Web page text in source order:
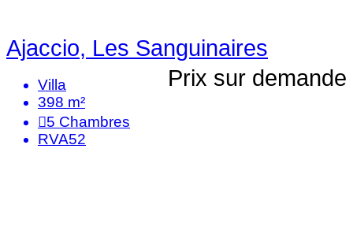
Ajaccio, Les Sanguinaires
Prix sur demande
Villa
398 m²
5 Chambres
RVA52